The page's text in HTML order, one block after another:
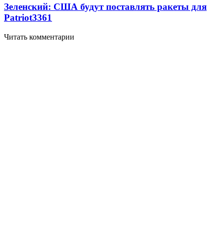
Зеленский: США будут поставлять ракеты для
Patriot3361
Читать комментарии